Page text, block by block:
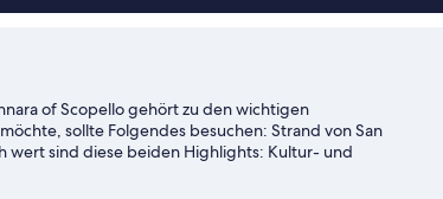
of Scopello gehört zu den wichtigen
sollte Folgendes besuchen: Strand von San
wert sind diese beiden Highlights: Kultur- und